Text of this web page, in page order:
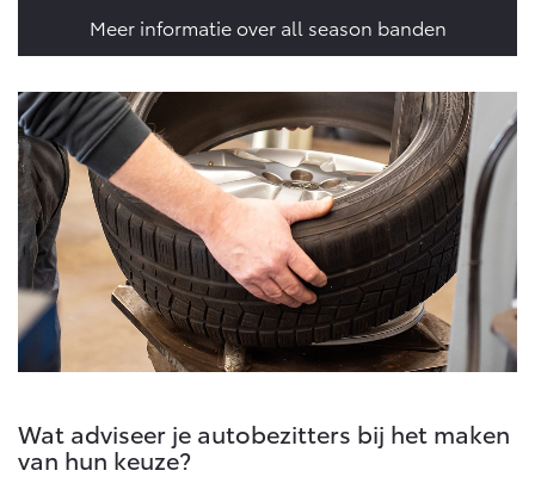
Land Cruiser (excl. BTW)
Vanaf € 89.986,-
Meer informatie over all season banden
Wat adviseer je autobezitters bij het maken
van hun keuze?